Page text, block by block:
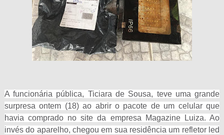
A funcionária pública, Ticiara de Sousa, teve uma grande
surpresa ontem (18) ao abrir o pacote de um celular que
havia comprado no site da empresa Magazine Luiza. Ao
invés do aparelho, chegou em sua residência um refletor led